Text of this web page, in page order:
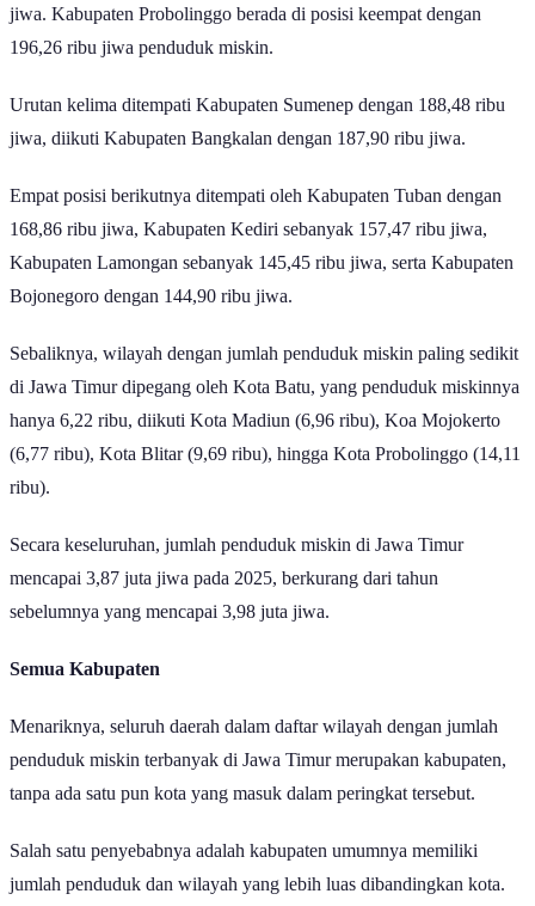
jiwa. Kabupaten Probolinggo berada di posisi keempat dengan
196,26 ribu jiwa penduduk miskin.
Urutan kelima ditempati Kabupaten Sumenep dengan 188,48 ribu
jiwa, diikuti Kabupaten Bangkalan dengan 187,90 ribu jiwa.
Empat posisi berikutnya ditempati oleh Kabupaten Tuban dengan
168,86 ribu jiwa, Kabupaten Kediri sebanyak 157,47 ribu jiwa,
Kabupaten Lamongan sebanyak 145,45 ribu jiwa, serta Kabupaten
Bojonegoro dengan 144,90 ribu jiwa.
Sebaliknya, wilayah dengan jumlah penduduk miskin paling sedikit
di Jawa Timur dipegang oleh Kota Batu, yang penduduk miskinnya
hanya 6,22 ribu, diikuti Kota Madiun (6,96 ribu), Koa Mojokerto
(6,77 ribu), Kota Blitar (9,69 ribu), hingga Kota Probolinggo (14,11
ribu).
Secara keseluruhan, jumlah penduduk miskin di Jawa Timur
mencapai 3,87 juta jiwa pada 2025, berkurang dari tahun
sebelumnya yang mencapai 3,98 juta jiwa.
Semua Kabupaten
Menariknya, seluruh daerah dalam daftar wilayah dengan jumlah
penduduk miskin terbanyak di Jawa Timur merupakan kabupaten,
tanpa ada satu pun kota yang masuk dalam peringkat tersebut.
Salah satu penyebabnya adalah kabupaten umumnya memiliki
jumlah penduduk dan wilayah yang lebih luas dibandingkan kota.